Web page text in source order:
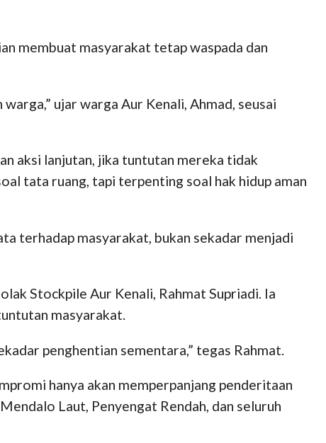
membuat masyarakat tetap waspada dan
ujar warga Aur Kenali, Ahmad, seusai
aksi lanjutan, jika tuntutan mereka tidak
tata ruang, tapi terpenting soal hak hidup aman
terhadap masyarakat, bukan sekadar menjadi
Stockpile Aur Kenali, Rahmat Supriadi. Ia
masyarakat.
penghentian sementara,” tegas Rahmat.
hanya akan memperpanjang penderitaan
Laut, Penyengat Rendah, dan seluruh